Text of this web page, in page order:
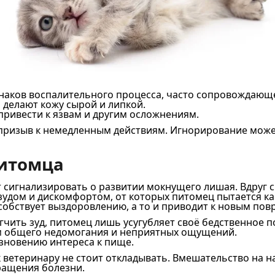
воспалительного процесса, часто
кожу сырой и липкой.
к язвам и другим осложнениям.
к немедленным действиям. Игнорирование
о развитии мокнущего лишая.
и дискомфортом, от которых питомец пытается
выздоровлению, а то и приводит к новым
зуд, питомец лишь усугубляет своё бедственное
общего недомогания и неприятных ощущений.
интереса к пище.
не стоит откладывать. Вмешательство на
болезни.